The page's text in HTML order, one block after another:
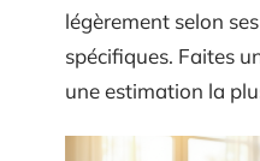
légèrement selon
spécifiques. Faites
une estimation la